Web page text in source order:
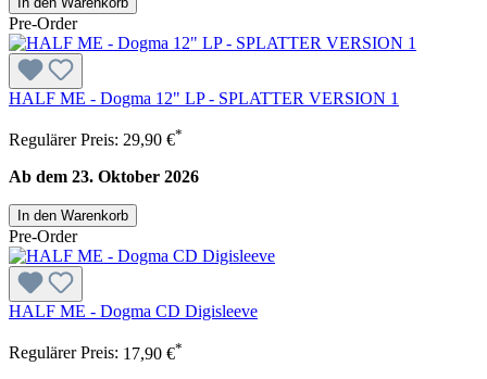
Pre-Order
HALF ME - Dogma 12" LP - SPLATTER VERSION 1
Regulärer Preis: 29,90 €*
Ab dem 23. Oktober 2026
In den Warenkorb
Pre-Order
HALF ME - Dogma CD Digisleeve
Regulärer Preis: 17,90 €*